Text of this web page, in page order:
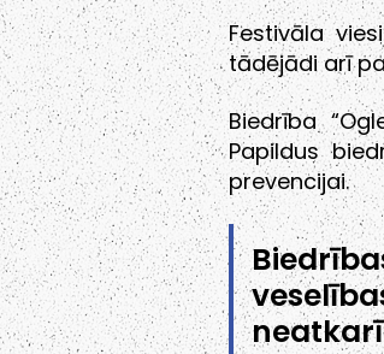
Festivāla
tādējādi arī
Biedrība
Papildus
prevencijai.